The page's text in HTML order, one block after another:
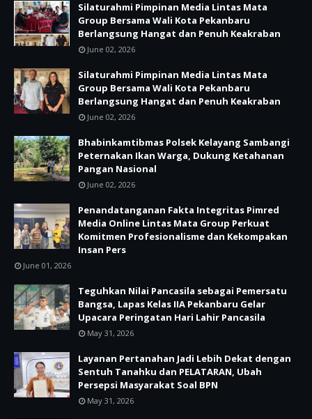
Silaturahmi Pimpinan Media Lintas Mata
Group Bersama Wali Kota Pekanbaru
Berlangsung Hangat dan Penuh Keakraban
June 02, 2026
Silaturahmi Pimpinan Media Lintas Mata
Group Bersama Wali Kota Pekanbaru
Berlangsung Hangat dan Penuh Keakraban
June 02, 2026
Bhabinkamtibmas Polsek Kelayang Sambangi
Peternakan Ikan Warga, Dukung Ketahanan
Pangan Nasional
June 02, 2026
Penandatanganan Fakta Integritas Pimred
Media Online Lintas Mata Group Perkuat
Komitmen Profesionalisme dan Kekompakan
Insan Pers
June 01, 2026
Teguhkan Nilai Pancasila sebagai Pemersatu
Bangsa, Lapas Kelas IIA Pekanbaru Gelar
Upacara Peringatan Hari Lahir Pancasila
May 31, 2026
Layanan Pertanahan Jadi Lebih Dekat dengan
Sentuh Tanahku dan PELATARAN, Ubah
Persepsi Masyarakat Soal BPN
May 31, 2026